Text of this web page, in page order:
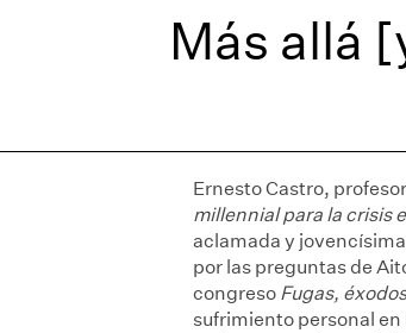
Más allá
Ernesto Castro,
millennial para la crisis
aclamada y
por las preguntas de
congreso Fugas,
sufrimiento personal en